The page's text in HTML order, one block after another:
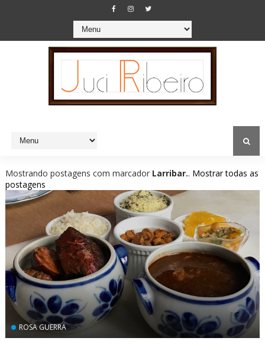
Mostrando postagens com marcador Larribar.. Mostrar todas as
postagens
ROSA GUERRA